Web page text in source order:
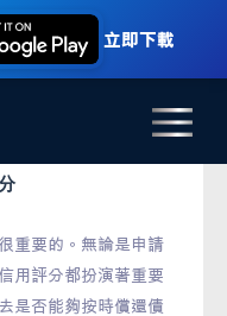
立即下載
重要的。無論是申請
用評分都扮演著重要
是否能夠按時償還債